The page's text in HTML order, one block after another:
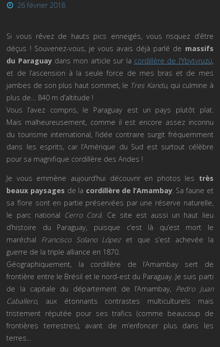
26 février 2018
Si vous rêvez de hauts pics enneigés, vous risquez d’être
déçus ! Souvenez-vous, je vous avais déjà parlé de massifs
du Paraguaydans mon article sur la cordillère de l’Ybytyruzú,
et de l’ascension à la seule force de mes bras et de mes
jambes de son plus haut sommet, le Tres Kandu, qui culmine à
plus de… 840 m d’altitude !
Vous l’avez compris, le Paraguay est un pays plutôt plat.
Mais malheureusement, comme il est encore assez inconnu
du tourisme international, l’idée contraire surgit fréquemment
dans les esprits, car l’Amérique du Sud est surtout célèbre
pour sa magnifique cordillère des Andes !
Je vous emmène aujourd’hui découvrir en photos les très
beaux paysages de la cordillère de l’Amambay. Sa faune et
sa flore sont en partie préservées par une réserve naturelle,
le parc national Cerro Corá. Ce site est aussi un haut lieu
d’histoire du Paraguay, puisque c’est là qu’est mort le
maréchal Francisco Solano Lópezet que s’est achevée la
guerre de la triple alliance en 1870.
Géographiquement, la cordillère de l’Amambay sert de
frontière entre le Brésil et le nord-est du Paraguay. Je suis parti
de la capitale du département de l’Amambay, Pedro Juan
Caballero, aux étonnants contrastes multiculturels mais
tristement réputée pour ses trafics (comme beaucoup de
frontières terrestres), avant de m’enfoncer plus dans les
terres…